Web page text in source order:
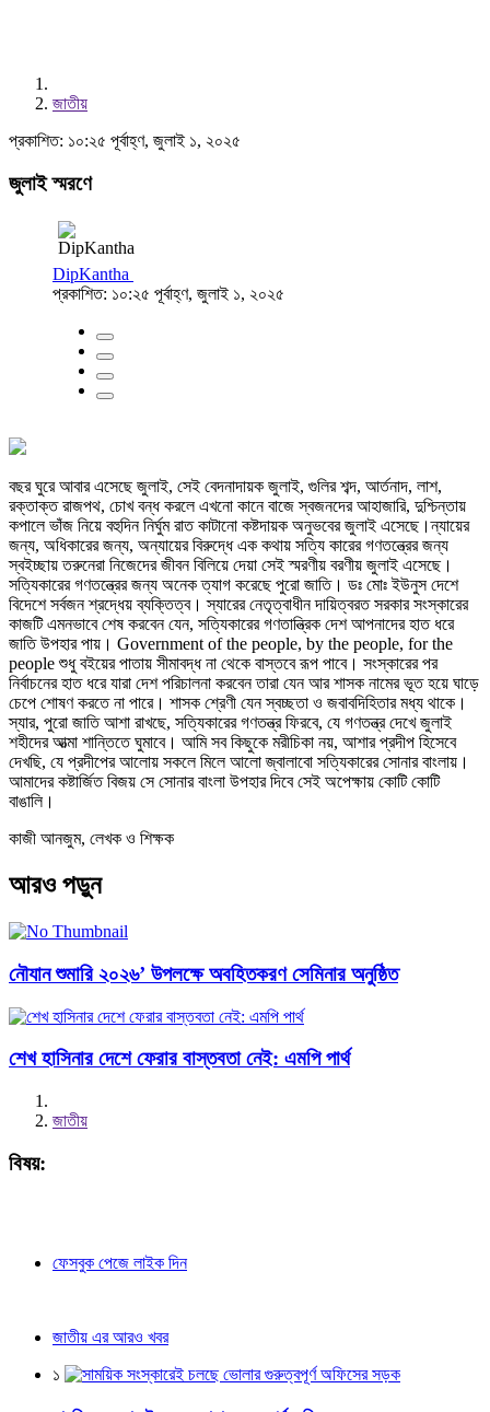
জাতীয়
প্রকাশিত: ১০:২৫ পূর্বাহ্ণ, জুলাই ১, ২০২৫
জুলাই স্মরণে
DipKantha
প্রকাশিত: ১০:২৫ পূর্বাহ্ণ, জুলাই ১, ২০২৫
বছর ঘুরে আবার এসেছে জুলাই, সেই বেদনাদায়ক জুলাই, গুলির শব্দ, আর্তনাদ, লাশ,
রক্তাক্ত রাজপথ, চোখ বন্ধ করলে এখনো কানে বাজে স্বজনদের আহাজারি, দুশ্চিন্তায়
কপালে ভাঁজ নিয়ে বহুদিন নির্ঘুম রাত কাটানো কষ্টদায়ক অনুভবের জুলাই এসেছে।ন্যায়ের
জন্য, অধিকারের জন্য, অন্যায়ের বিরুদ্ধে এক কথায় সত্যি কারের গণতন্ত্রের জন্য
স্বইচ্ছায় তরুনেরা নিজেদের জীবন বিলিয়ে দেয়া সেই স্মরণীয় বরণীয় জুলাই এসেছে।
সত্যিকারের গণতন্ত্রের জন্য অনেক ত্যাগ করেছে পুরো জাতি। ডঃ মোঃ ইউনুস দেশে
বিদেশে সর্বজন শ্রদ্ধেয় ব্যক্তিত্ব। স্যারের নেতৃত্বাধীন দায়িত্বরত সরকার সংস্কারের
কাজটি এমনভাবে শেষ করবেন যেন, সত্যিকারের গণতান্ত্রিক দেশ আপনাদের হাত ধরে
জাতি উপহার পায়। Government of the people, by the people, for the
people শুধু বইয়ের পাতায় সীমাবদ্ধ না থেকে বাস্তবে রূপ পাবে। সংস্কারের পর
নির্বাচনের হাত ধরে যারা দেশ পরিচালনা করবেন তারা যেন আর শাসক নামের ভূত হয়ে ঘাড়ে
চেপে শোষণ করতে না পারে। শাসক শ্রেণী যেন স্বচ্ছতা ও জবাবদিহিতার মধ্য থাকে।
স্যার, পুরো জাতি আশা রাখছে, সত্যিকারের গণতন্ত্র ফিরবে, যে গণতন্ত্র দেখে জুলাই
শহীদের আত্মা শান্তিতে ঘুমাবে। আমি সব কিছুকে মরীচিকা নয়, আশার প্রদীপ হিসেবে
দেখছি, যে প্রদীপের আলোয় সকলে মিলে আলো জ্বালাবো সত্যিকারের সোনার বাংলায়।
আমাদের কষ্টার্জিত বিজয় সে সোনার বাংলা উপহার দিবে সেই অপেক্ষায় কোটি কোটি
বাঙালি।
কাজী আনজুম, লেখক ও শিক্ষক
আরও পড়ুন
নৌযান শুমারি ২০২৬’ উপলক্ষে অবহিতকরণ সেমিনার অনুষ্ঠিত
শেখ হাসিনার দেশে ফেরার বাস্তবতা নেই: এমপি পার্থ
জাতীয়
বিষয়:
ফেসবুক পেজে লাইক দিন
জাতীয় এর আরও খবর
১